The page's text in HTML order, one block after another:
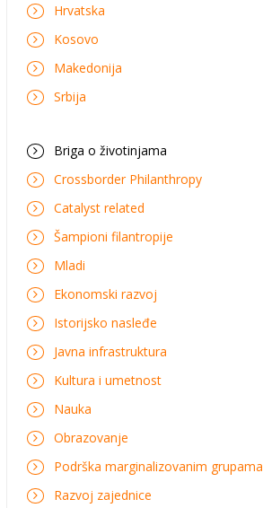
Hrvatska
Kosovo
Makedonija
Srbija
Briga o životinjama
Crossborder Philanthropy
Catalyst related
Šampioni filantropije
Mladi
Ekonomski razvoj
Istorijsko nasleđe
Javna infrastruktura
Kultura i umetnost
Nauka
Obrazovanje
Podrška marginalizovanim grupama
Razvoj zajednice